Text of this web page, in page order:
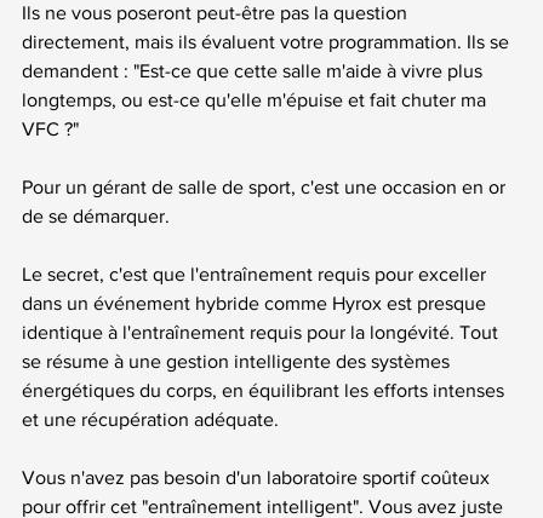
Ils ne vous poseront peut-être pas la question
directement, mais ils évaluent votre programmation. Ils se
demandent : "Est-ce que cette salle m'aide à vivre plus
longtemps, ou est-ce qu'elle m'épuise et fait chuter ma
VFC ?"
Pour un gérant de salle de sport, c'est une occasion en or
de se démarquer.
Le secret, c'est que l'entraînement requis pour exceller
dans un événement hybride comme Hyrox est presque
identique à l'entraînement requis pour la longévité. Tout
se résume à une gestion intelligente des systèmes
énergétiques du corps, en équilibrant les efforts intenses
et une récupération adéquate.
Vous n'avez pas besoin d'un laboratoire sportif coûteux
pour offrir cet "entraînement intelligent". Vous avez juste